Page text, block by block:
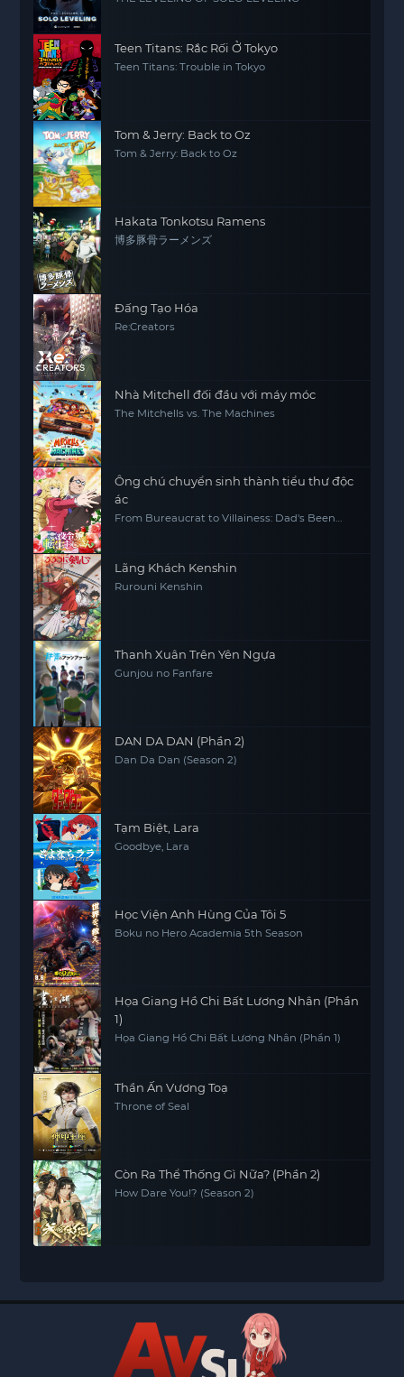
Teen Titans: Rắc Rối Ở Tokyo
Teen Titans: Trouble in Tokyo
Tom & Jerry: Back to Oz
Tom & Jerry: Back to Oz
Hakata Tonkotsu Ramens
博多豚骨ラーメンズ
Đấng Tạo Hóa
Re:Creators
Nhà Mitchell đối đầu với máy móc
The Mitchells vs. The Machines
Ông chú chuyển sinh thành tiểu thư độc
ác
From Bureaucrat to Villainess: Dad's Been
Lãng Khách Kenshin
Rurouni Kenshin
Thanh Xuân Trên Yên Ngựa
Gunjou no Fanfare
DAN DA DAN (Phần 2)
Dan Da Dan (Season 2)
Tạm Biệt, Lara
Goodbye, Lara
Học Viện Anh Hùng Của Tôi 5
Boku no Hero Academia 5th Season
Họa Giang Hồ Chi Bất Lương Nhân (Phần
1)
Họa Giang Hồ Chi Bất Lương Nhân (Phần 1)
Thần Ấn Vương Toạ
Throne of Seal
Còn Ra Thể Thống Gì Nữa? (Phần 2)
How Dare You!? (Season 2)